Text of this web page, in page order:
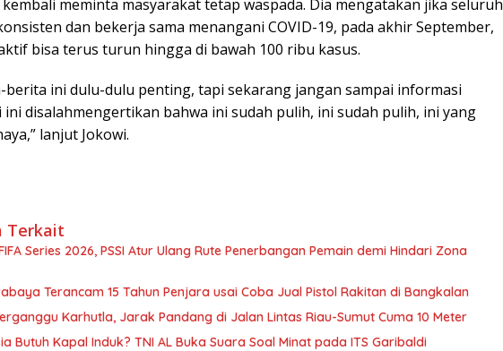
kembali meminta masyarakat tetap waspada. Dia mengatakan jika seluruh
dan bekerja sama menangani COVID-19, pada akhir September,
bisa terus turun hingga di bawah 100 ribu kasus.
berita ini dulu-dulu penting, tapi sekarang jangan sampai informasi
ini disalahmengertikan bahwa ini sudah pulih, ini sudah pulih, ini yang
lanjut Jokowi.
Terkait
Series 2026, PSSI Atur Ulang Rute Penerbangan Pemain demi Hindari Zona
Terancam 15 Tahun Penjara usai Coba Jual Pistol Rakitan di Bangkalan
Karhutla, Jarak Pandang di Jalan Lintas Riau-Sumut Cuma 10 Meter
Butuh Kapal Induk? TNI AL Buka Suara Soal Minat pada ITS Garibaldi